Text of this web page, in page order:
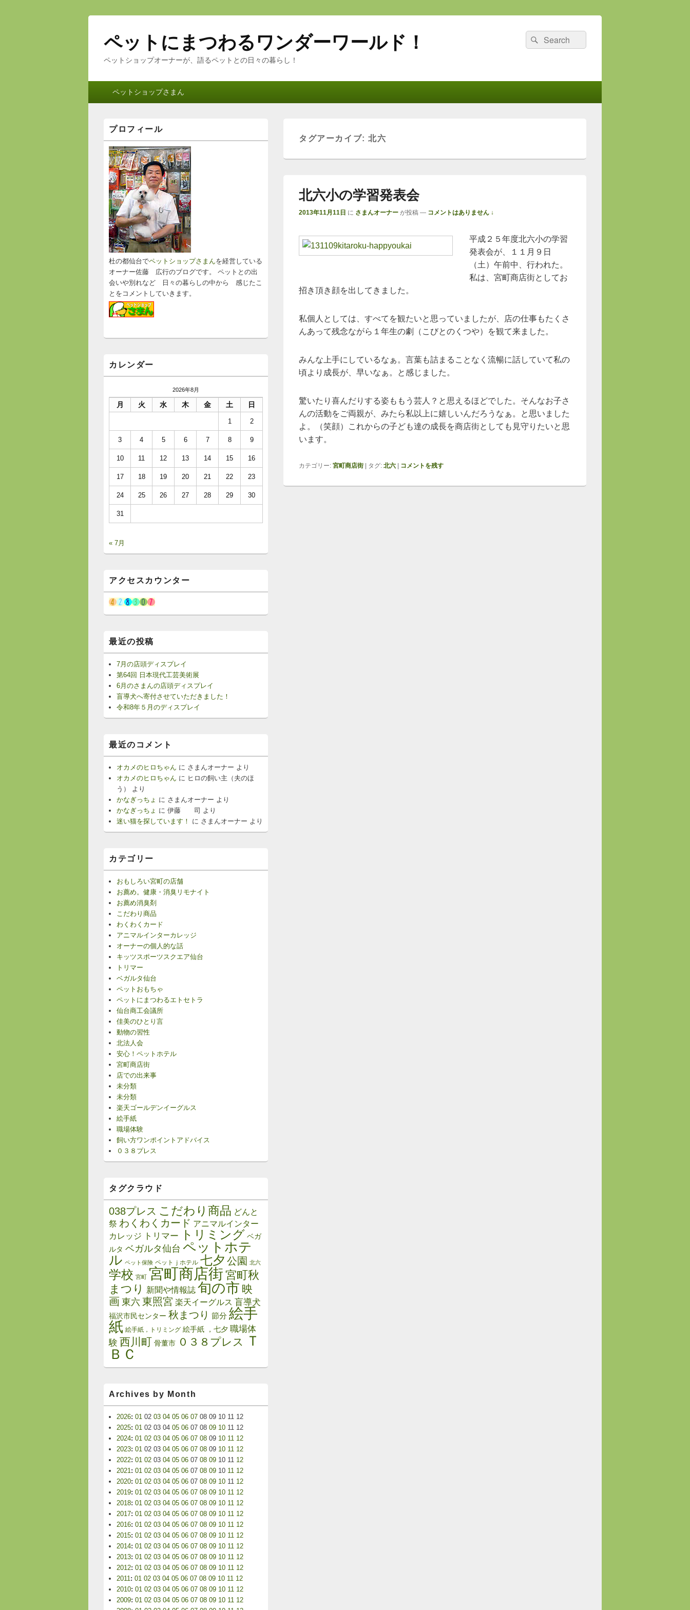
ペットにまつわるワンダーワールド！
ペットショップオーナーが、語るペットとの日々の暮らし！
検
索:
検
索
ペットショップさまん
タグアーカイブ:北六
北六小の学習発表会
2013年11月11日 に さまんオーナー が投稿 — コメントはありません ↓
平成２５年度北六小の学習
発表会が、１１月９日
（土）午前中、行われた。
私は、宮町商店街としてお
招き頂き顔を出してきました。
私個人としては、すべてを観たいと思っていましたが、店の仕事もたくさ
んあって残念ながら１年生の劇（こびとのくつや）を観て来ました。
みんな上手にしているなぁ。言葉も詰まることなく流暢に話していて私の
頃より成長が、早いなぁ。と感じました。
驚いたり喜んだりする姿ももう芸人？と思えるほどでした。そんなお子さ
んの活動をご両親が、みたら私以上に嬉しいんだろうなぁ。と思いました
よ。（笑顔）これからの子ども達の成長を商店街としても見守りたいと思
います。
カテゴリー: 宮町商店街 タグ: 北六 コメントを残す
ン
サ
イ
ド
バ
ー
ウ
ィ
ジ
ェ
ッ
ト
エ
リ
ア
プロフィール
杜の都仙台でペットショップさまんを経営している
オーナー佐藤 広行のブログです。 ペットとの出
会いや別れなど 日々の暮らしの中から 感じたこ
とをコメントしていきます。
カレンダー
2026年8月
月 火 水 木 金 土 日
1 2
3 4 5 6 7 8 9
10 11 12 13 14 15 16
17 18 19 20 21 22 23
24 25 26 27 28 29 30
31
« 7月
アクセスカウンター
最近の投稿
7月の店頭ディスプレイ
第64回 日本現代工芸美術展
6月のさまんの店頭ディスプレイ
盲導犬へ寄付させていただきました！
令和8年５月のディスプレイ
最近のコメント
オカメのヒロちゃん に さまんオーナー より
オカメのヒロちゃん に ヒロの飼い主（夫のほ
う）
より
かなぎっちょ に さまんオーナー より
かなぎっちょ に 伊藤 司 より
迷い猫を探しています！
に さまんオーナー より
カテゴリー
おもしろい宮町の店舗
お薦め。健康・消臭リモナイト
お薦め消臭剤
こだわり商品
わくわくカード
アニマルインターカレッジ
オーナーの個人的な話
キッツスポーツスクエア仙台
トリマー
ベガルタ仙台
ペットおもちゃ
ペットにまつわるエトセトラ
仙台商工会議所
佳美のひとり言
動物の習性
北法人会
安心！ペットホテル
宮町商店街
店での出来事
未分類
未分類
楽天ゴールデンイーグルス
絵手紙
職場体験
飼い方ワンポイントアドバイス
０３８プレス
タグクラウド
038プレス こだわり商品 どんと
祭 わくわくカード アニマルインター
カレッジ
トリマー トリミング ベガ
ルタ ベガルタ仙台 ペットホテ
ル ペット保険 ペットｊホテル 七夕 公園 北六
学校 宮町 宮町商店街 宮町秋
まつり
新聞や情報誌 旬の市 映
画 東六 東照宮 楽天イーグルス 盲導犬
福沢市民センター 秋まつり 節分 絵手
紙 絵手紙，トリミング 絵手紙 ，七夕 職場体
験 西川町 骨董市 ０３８プレス
Ｔ
ＢＣ
Archives by Month
2026: 01 02 03 04 05 06 07 08 09 10 11 12
2025: 01 02 03 04 05 06 07 08 09 10 11 12
2024: 01 02 03 04 05 06 07 08 09 10 11 12
2023: 01 02 03 04 05 06 07 08 09 10 11 12
2022: 01 02 03 04 05 06 07 08 09 10 11 12
2021: 01 02 03 04 05 06 07 08 09 10 11 12
2020: 01 02 03 04 05 06 07 08 09 10 11 12
2019: 01 02 03 04 05 06 07 08 09 10 11 12
2018: 01 02 03 04 05 06 07 08 09 10 11 12
2017: 01 02 03 04 05 06 07 08 09 10 11 12
2016: 01 02 03 04 05 06 07 08 09 10 11 12
2015: 01 02 03 04 05 06 07 08 09 10 11 12
2014: 01 02 03 04 05 06 07 08 09 10 11 12
2013: 01 02 03 04 05 06 07 08 09 10 11 12
2012: 01 02 03 04 05 06 07 08 09 10 11 12
2011: 01 02 03 04 05 06 07 08 09 10 11 12
2010: 01 02 03 04 05 06 07 08 09 10 11 12
2009: 01 02 03 04 05 06 07 08 09 10 11 12